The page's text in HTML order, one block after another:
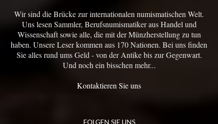
Wir sind die Brücke zur internationalen numismatischen Welt.
Uns lesen Sammler, Berufsnumismatiker aus Handel und
Wissenschaft sowie alle, die mit der Münzherstellung zu tun
haben. Unsere Leser kommen aus 170 Nationen. Bei uns finden
Sie alles rund ums Geld - von der Antike bis zur Gegenwart.
Und noch ein bisschen mehr...
Kontaktieren Sie uns
FOLGEN SIE UNS